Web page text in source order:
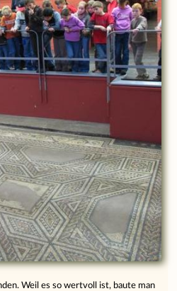
Weil es so wertvoll ist, baute man